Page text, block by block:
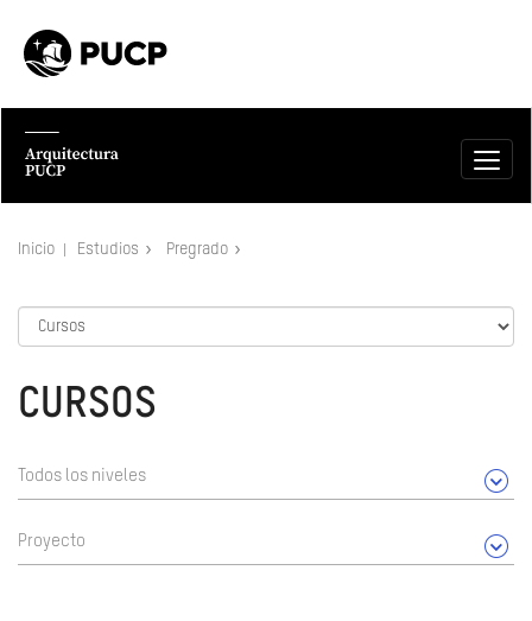
Inicio Estudios Pregrado
CURSOS
Todos los niveles
Proyecto